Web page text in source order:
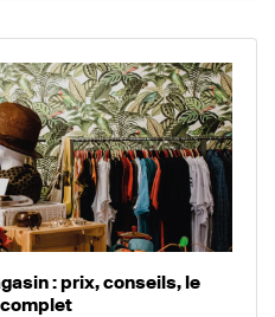
: prix, conseils, le